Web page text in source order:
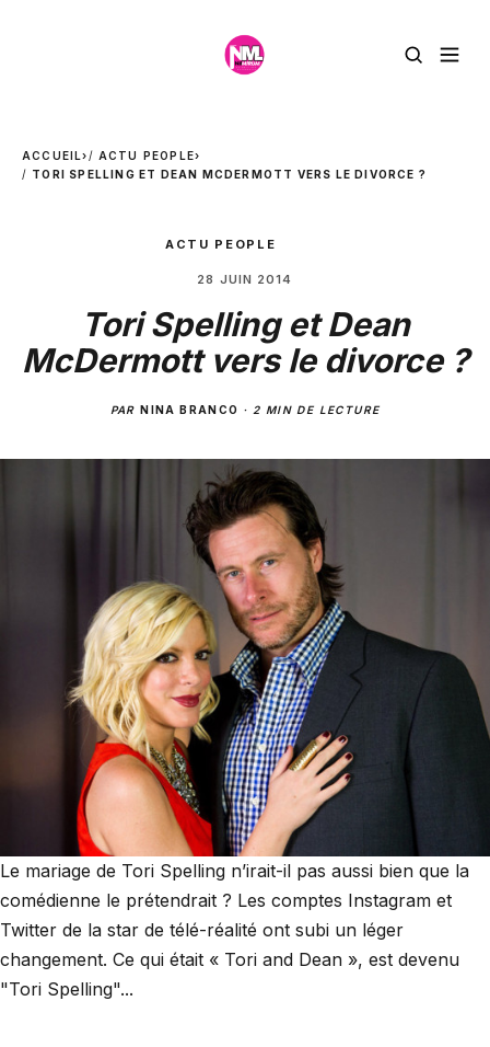
ACCUEIL› ACTU PEOPLE›
TORI SPELLING ET DEAN MCDERMOTT VERS LE DIVORCE ?
ACTU PEOPLE
28 JUIN 2014
Tori Spelling et Dean
McDermott vers le divorce ?
PARNINA BRANCO · 2 MIN DE LECTURE
Le mariage de Tori Spelling n’irait-il pas aussi bien que la
comédienne le prétendrait ? Les comptes Instagram et
Twitter de la star de télé-réalité ont subi un léger
changement. Ce qui était « Tori and Dean », est devenu
"Tori Spelling"...